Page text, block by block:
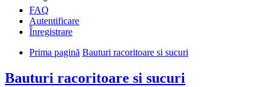
FAQ
Autentificare
Înregistrare
Prima pagină Bauturi racoritoare si sucuri
Bauturi racoritoare si sucuri